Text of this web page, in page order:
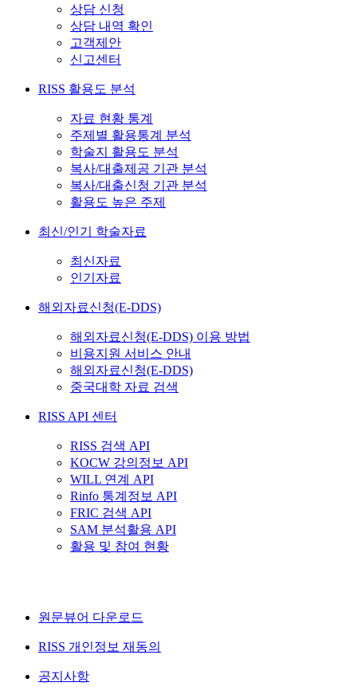
상담 신청
상담 내역 확인
고객제안
신고센터
RISS 활용도 분석
자료 현황 통계
주제별 활용통계 분석
학술지 활용도 분석
복사/대출제공 기관 분석
복사/대출신청 기관 분석
활용도 높은 주제
최신/인기 학술자료
최신자료
인기자료
해외자료신청(E-DDS)
해외자료신청(E-DDS) 이용 방법
비용지원 서비스 안내
해외자료신청(E-DDS)
중국대학 자료 검색
RISS API 센터
RISS 검색 API
KOCW 강의정보 API
WILL 연계 API
Rinfo 통계정보 API
FRIC 검색 API
SAM 분석활용 API
활용 및 참여 현황
원문뷰어 다운로드
RISS 개인정보 재동의
공지사항